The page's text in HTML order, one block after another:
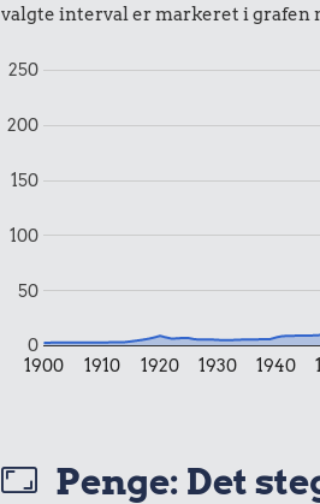
Avis
22
valgte interval er markeret i grafen
1900 1910 1920 1930 1940
0
50
100
150
200
250
Penge: Det